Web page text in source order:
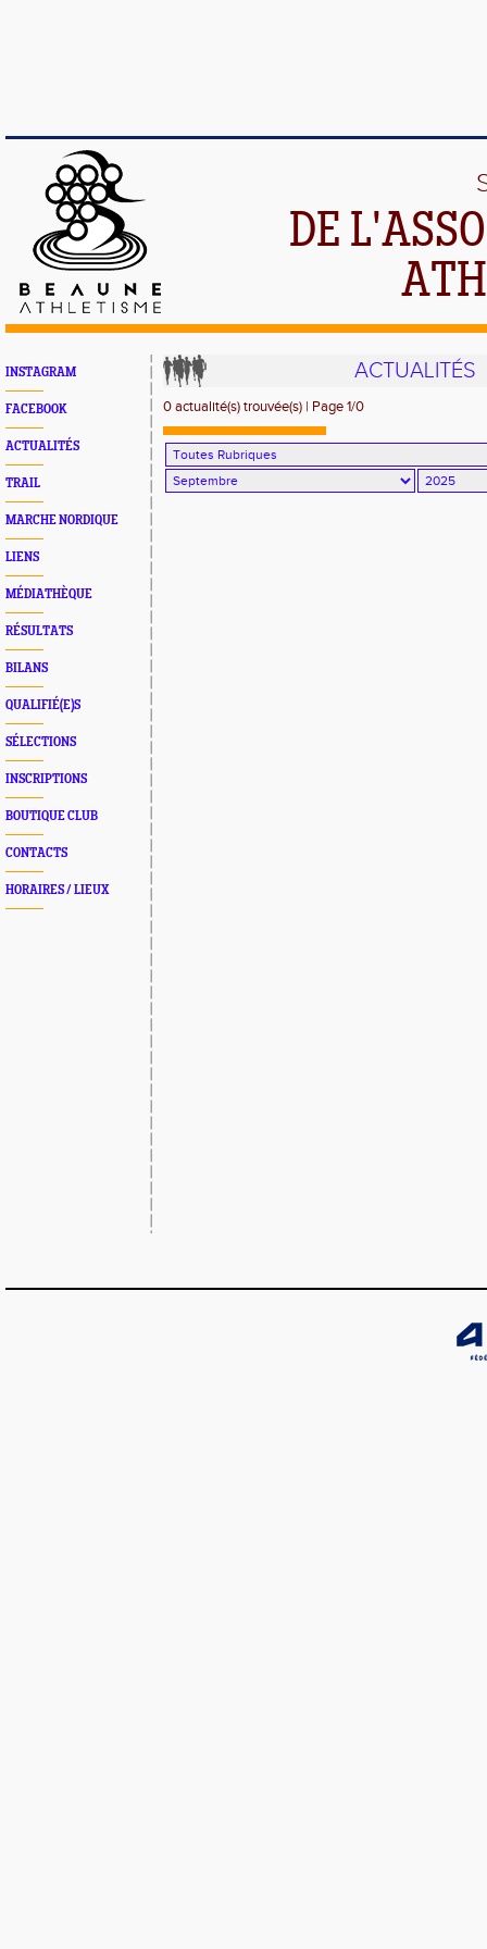
DE
INSTAGRAM
FACEBOOK
ACTUALITÉS
TRAIL
MARCHE NORDIQUE
LIENS
MÉDIATHÈQUE
RÉSULTATS
BILANS
QUALIFIÉ(E)S
SÉLECTIONS
INSCRIPTIONS
BOUTIQUE CLUB
CONTACTS
HORAIRES / LIEUX
ACTUALITÉS
0 actualité(s) trouvée(s) | Page 1/0